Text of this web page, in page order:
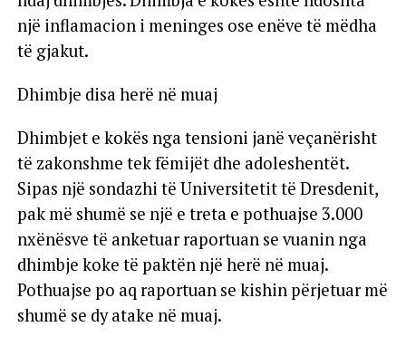
një inflamacion i meninges ose enëve të mëdha
të gjakut.
Dhimbje disa herë në muaj
Dhimbjet e kokës nga tensioni janë veçanërisht
të zakonshme tek fëmijët dhe adoleshentët.
Sipas një sondazhi të Universitetit të Dresdenit,
pak më shumë se një e treta e pothuajse 3.000
nxënësve të anketuar raportuan se vuanin nga
dhimbje koke të paktën një herë në muaj.
Pothuajse po aq raportuan se kishin përjetuar më
shumë se dy atake në muaj.